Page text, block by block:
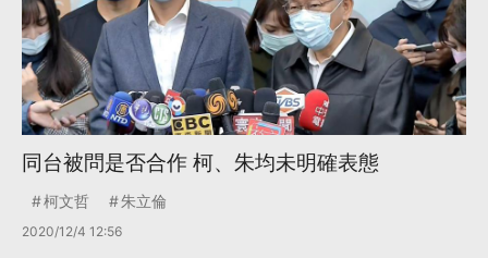
同台被問是否合作 柯、朱均未明確表態
柯文哲 朱立倫
2020/12/4 12:56